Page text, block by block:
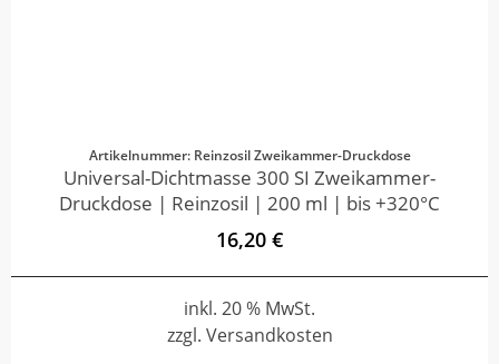
Artikelnummer: Reinzosil Zweikammer-Druckdose
Universal-Dichtmasse 300 SI Zweikammer-
Druckdose | Reinzosil | 200 ml | bis +320°C
16,20 €
inkl. 20 % MwSt.
zzgl. Versandkosten